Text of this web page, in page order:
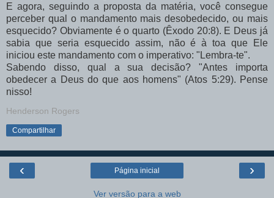
E agora, seguindo a proposta da matéria, você consegue
perceber qual o mandamento mais desobedecido, ou mais
esquecido? Obviamente é o quarto (Êxodo 20:8). E Deus já
sabia que seria esquecido assim, não é à toa que Ele
iniciou este mandamento com o imperativo: "Lembra-te".
Sabendo disso, qual a sua decisão? "Antes importa
obedecer a Deus do que aos homens" (Atos 5:29). Pense
nisso!
Henderson Rogers
Compartilhar
‹ ›
Página inicial
Ver versão para a web